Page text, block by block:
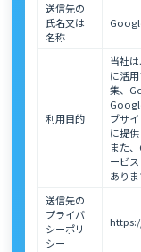
送信先の
氏名又は
名称
利用目的
当社
に活
集、
ブサ
に提供
また
ービ
ありま
送信先の
プライバ
シーポリ
シー